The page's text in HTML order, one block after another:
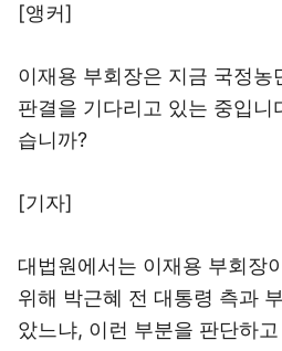
[앵커]
이재용 부회장은 지금 국정농
판결을 기다리고 있는 중입니
습니까?
[기자]
대법원에서는 이재용 부회장
위해 박근혜 전 대통령 측과
았느냐, 이런 부분을 판단하